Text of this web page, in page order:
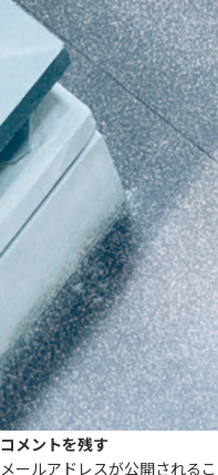
コメントを残す
メールアドレスが公開されるこ